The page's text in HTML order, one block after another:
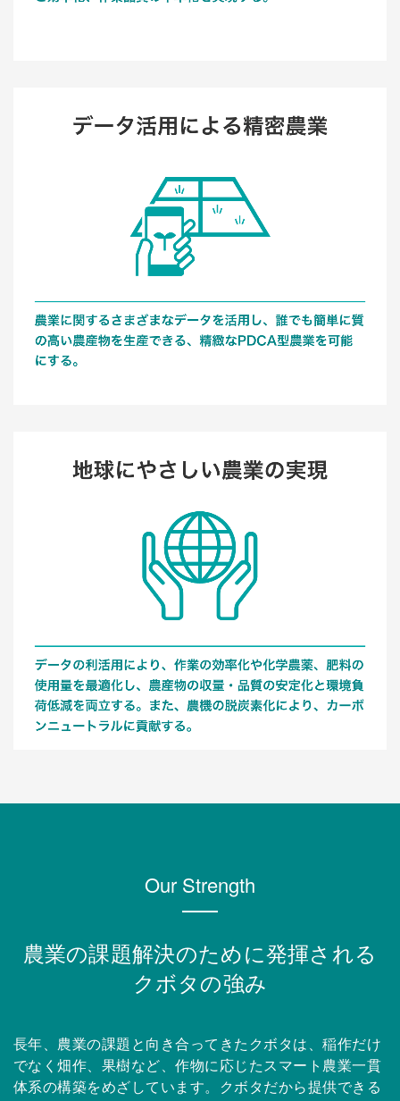
Our Strength
農業の課題解決のために発揮される
クボタの強み
長年、農業の課題と向き合ってきたクボタは、稲作だけ
でなく畑作、果樹など、作物に応じたスマート農業一貫
体系の構築をめざしています。クボタだから提供できる